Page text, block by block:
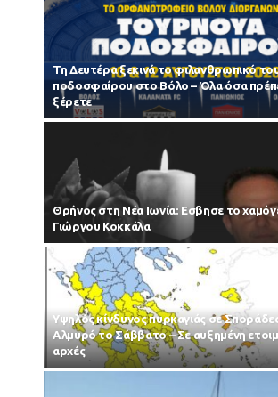
Τη Δευτέρα ξεκινά το φιλανθρωπικό
ποδοσφαίρου στο Βόλο – Όλα όσα
ξέρετε
Θρήνος στη Νέα Ιωνία: Εσβησε το
Γιώργου Κοκκάλα
Υψηλός κίνδυνος πυρκαγιάς σε
Αλμυρό το Σάββατο – Σε αυξημένη
αρχές